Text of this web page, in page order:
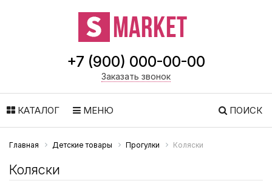
+7 (900) 000-00-00
Заказать звонок
КАТАЛОГ МЕНЮ ПОИСК
Главная Детские товары Прогулки Коляски
Коляски